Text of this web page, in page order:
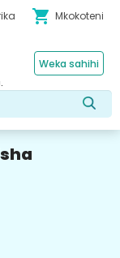
shopping_cart Mkokoteni
Weka sahihi